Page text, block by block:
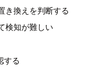
き換えを判断する
検知が難しい
する